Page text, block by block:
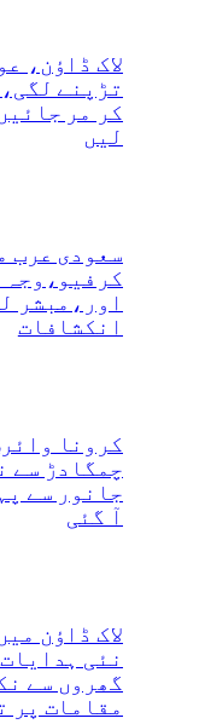
لاک ڈاؤن،
تڑپنے
کر مر
لیں
سعودی عرب
اور،مبشر
انکشافات
کرونا
چمگادڑ سے
جانور سے
آ گئی
لاک ڈاؤن
نئی
گھروں سے
مقامات پر